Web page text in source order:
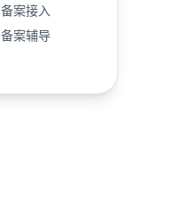
备案接入
备案辅导